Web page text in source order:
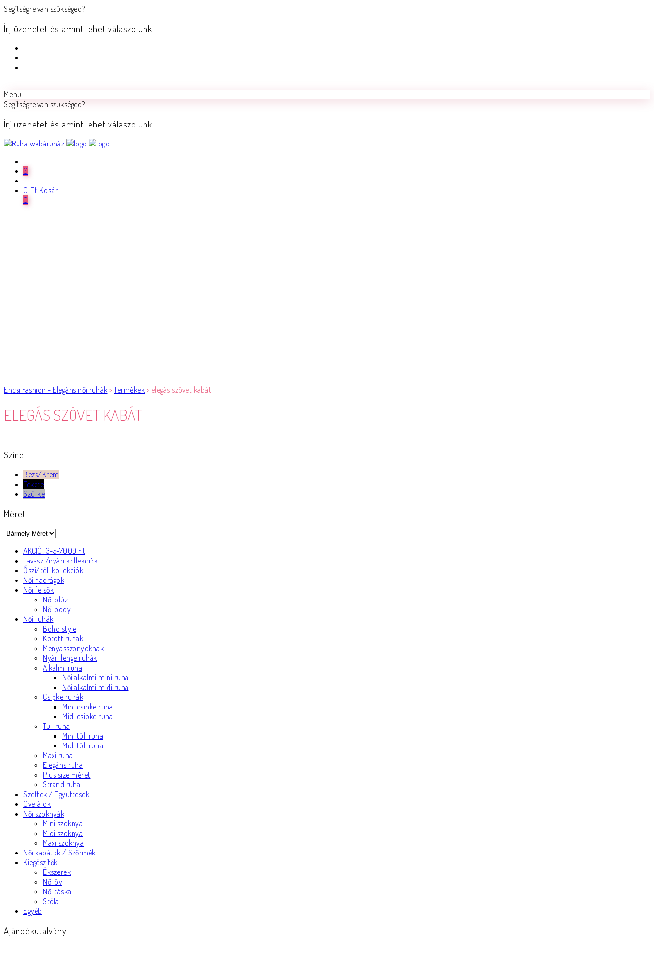
Segítségre van szükséged?
Írj üzenetet és amint lehet válaszolunk!
Menü
Segítségre van szükséged?
Írj üzenetet és amint lehet válaszolunk!
0
0 Ft Kosár
0
Encsi Fashion - Elegáns női ruhák > Termékek > elegás szövet kabát
ELEGÁS SZÖVET KABÁT
Színe
Bézs/Krém
Fekete
Szürke
Méret
AKCIÓ! 3-5-7000 Ft
Tavaszi/nyári kollekciók
Őszi/téli kollekciók
Női nadrágok
Női felsők
Női blúz
Női body
Női ruhák
Boho style
Kötött ruhák
Menyasszonyoknak
Nyári lenge ruhák
Alkalmi ruha
Női alkalmi mini ruha
Női alkalmi midi ruha
Csipke ruhák
Mini csipke ruha
Midi csipke ruha
Tüll ruha
Mini tüll ruha
Midi tüll ruha
Maxi ruha
Elegáns ruha
Plus size méret
Strand ruha
Szettek / Együttesek
Overálok
Női szoknyák
Mini szoknya
Midi szoknya
Maxi szoknya
Női kabátok / Szőrmék
Kiegészítők
Ékszerek
Női öv
Női táska
Stóla
Egyéb
Ajándékutalvány